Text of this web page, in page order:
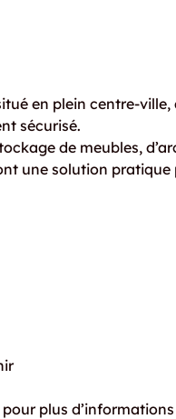
en plein centre-ville,
sécurisé.
de meubles,
une solution
plus